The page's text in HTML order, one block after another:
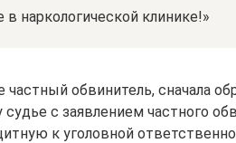
наркологической клинике!»
обвинитель, сначала
с заявлением частного
к уголовной